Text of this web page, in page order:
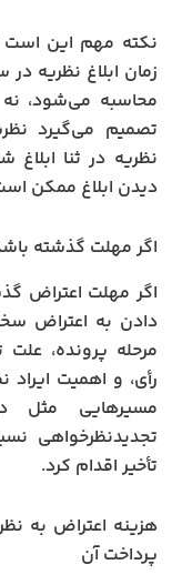
نکته مهم این است
زمان ابلاغ نظریه در
محاسبه می‌شود،
تصمیم می‌گیرد
نظریه در ثنا ابلاغ
دیدن ابلاغ ممکن
اگر مهلت گذشته
اگر مهلت اعتراض
دادن به اعتراض
مرحله پرونده،
رأی، و اهمیت
مسیرهایی مثل
تجدیدنظرخواهی
تأخیر اقدام کرد.
هزینه اعتراض به
پرداخت آن